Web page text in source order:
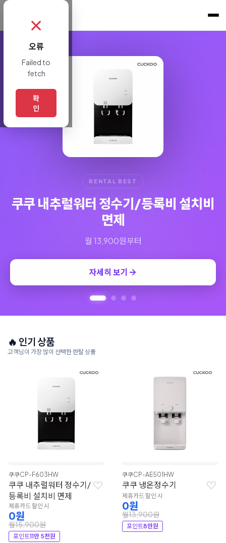
RENTAL BEST
🔥 인기 상품
고객님이 가장 많이 선택한 렌탈 상품
쿠쿠CP-F603HW
쿠쿠 내추럴워터 정수기/
등록비 설치비 면제
제휴카드 할인 시
0원
월15,900원
포인트11만 5천원
쿠쿠CP-AE501HW
쿠쿠 냉온정수기
제휴카드 할인 시
0원
월13,900원
포인트8만원
✗
오류
Failed to
fetch
확
인